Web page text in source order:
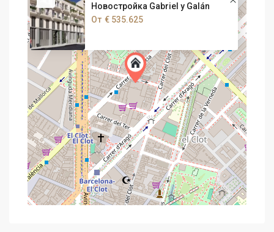
Новостройка Gabriel y Galán
От € 535.625